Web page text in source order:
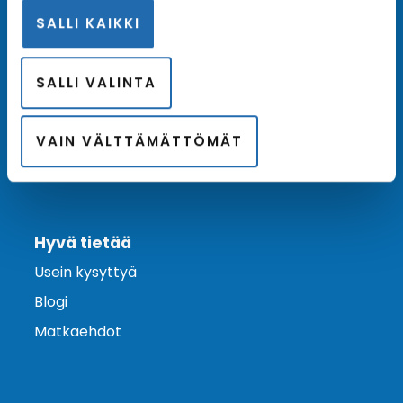
SALLI KAIKKI
SALLI VALINTA
VAIN VÄLTTÄMÄTTÖMÄT
Ota yhteyttä
Asiakaspalvelu
Lähetä tarjouspyyntö
Varaa risteily
Hyvä tietää
Usein kysyttyä
Blogi
Matkaehdot